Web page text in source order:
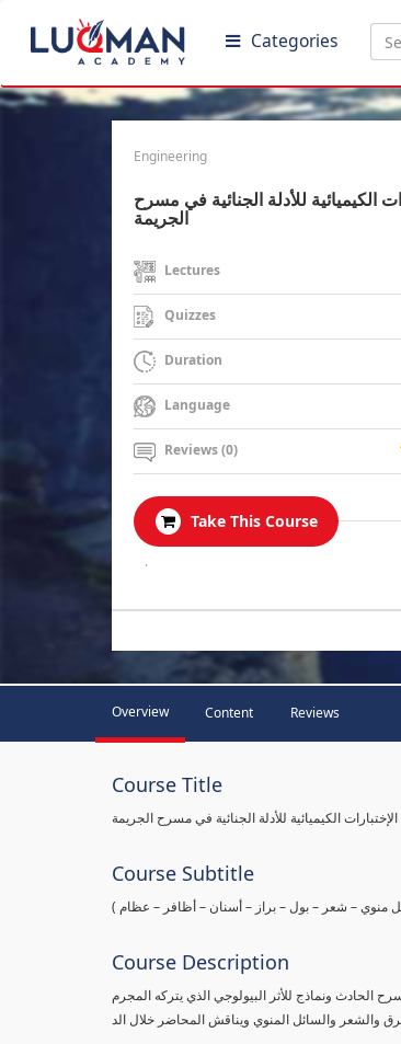
Categories
Engineering
الكيميائية للأدلة الجنائية في مسرح
الجريمة
Lectures
Quizzes
Duration
Language
Reviews (0)
Take This Course
.
Overview Content Reviews
Course Title
الإختبارات الكيميائية للأدلة الجنائية في مسرح الجريمة
Course Subtitle
منوي – شعر – بول – براز – أسنان – أظافر – عظام
Course Description
الحادث ونماذج للأثر البيولوجي الذي يتركه المجرم
والشعر والسائل المنوي ويناقش المحاضر خلال الد